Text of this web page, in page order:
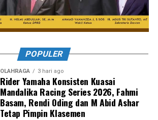
POPULER
OLAHRAGA 3 hari ago
Rider Yamaha Konsisten Kuasai
Mandalika Racing Series 2026, Fahmi
Basam, Rendi Oding dan M Abid Ashar
Tetap Pimpin Klasemen